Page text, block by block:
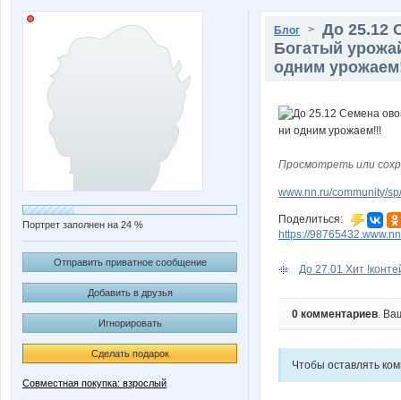
Портрет заполнен на 24 %
Отправить приватное сообщение
Добавить в друзья
Игнорировать
Сделать подарок
Совместная покупка: взрослый
Блог > До 25.12
Богатый
одним
Просмотреть или
www.nn.ru/community/
Поделиться:
https://
До 27.01 Хит
0 комментариев.
Чтобы оставлять